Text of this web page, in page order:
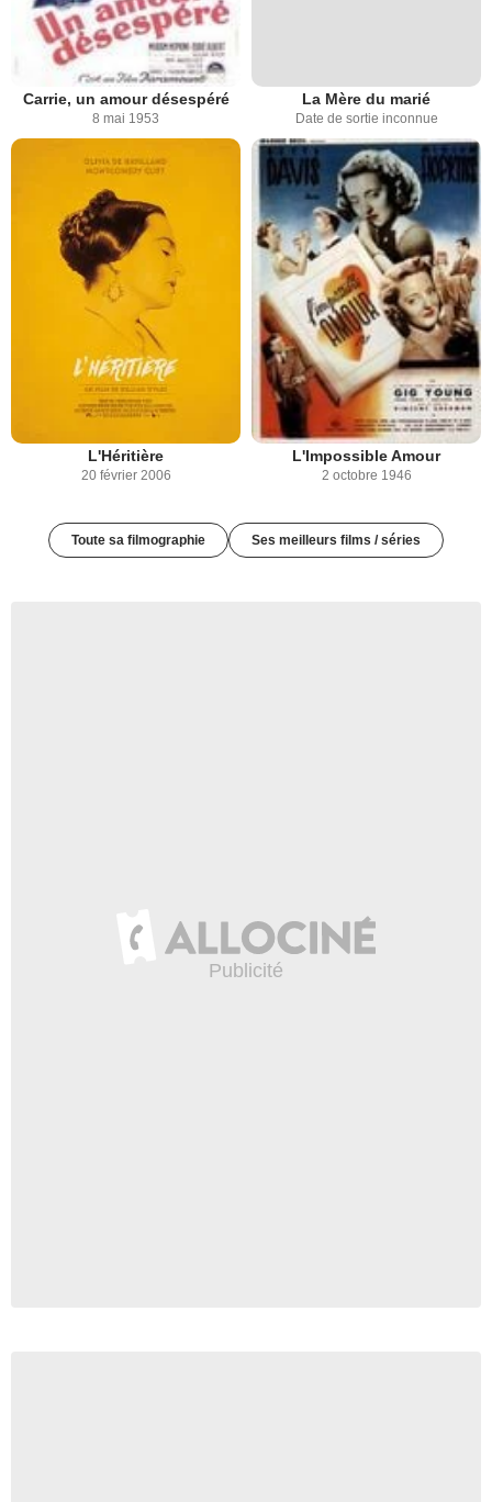
Carrie, un amour désespéré
8 mai 1953
La Mère du marié
Date de sortie inconnue
L'Héritière
20 février 2006
L'Impossible Amour
2 octobre 1946
Toute sa filmographie Ses meilleurs films / séries